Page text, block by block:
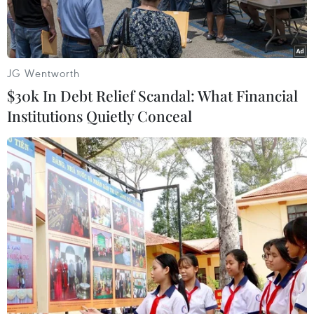
Tặng quà Tết cho các gia đình chính sách và hộ nghèo, người
dân tộc thiểu số trên địa bàn xã Lơ Pang, huyện Mang Yang,
tỉnh Gia Lai. (Ảnh: Hồng Điệp/Vietnam+)
Sáng 14/1, Trung tâm Phát thanh Truyền hình
Quân đội phối hợp với Mặt trận Tổ quốc Việt
Nam tỉnh Gia Lai và Quỹ Thiện Tâm (Tập đoàn
JG Wentworth
$30k In Debt Relief Scandal: What Financial
Institutions Quietly Conceal